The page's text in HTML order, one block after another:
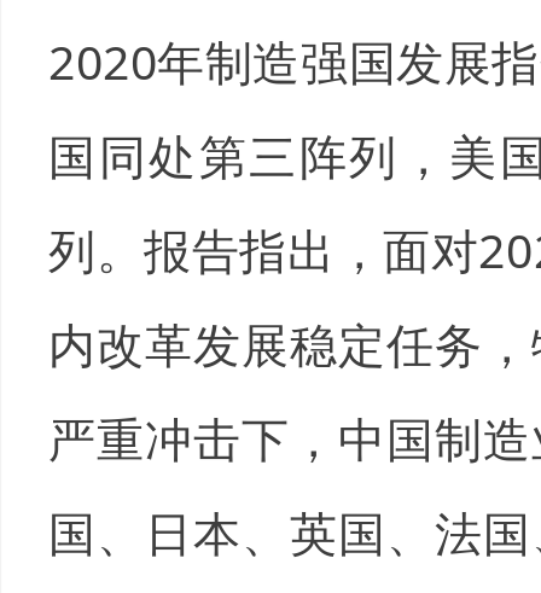
2020年制造强国发展
国同处第三阵列，美
列。报告指出，面对
内改革发展稳定任务
严重冲击下，中国制
国、日本、英国、法